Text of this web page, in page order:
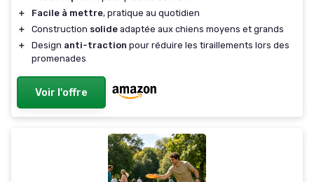
＋
Facile à mettre, pratique au quotidien
＋
Construction solide adaptée aux chiens moyens et grands
＋
Design anti-traction pour réduire les tiraillements lors des
promenades
Voir l'offre